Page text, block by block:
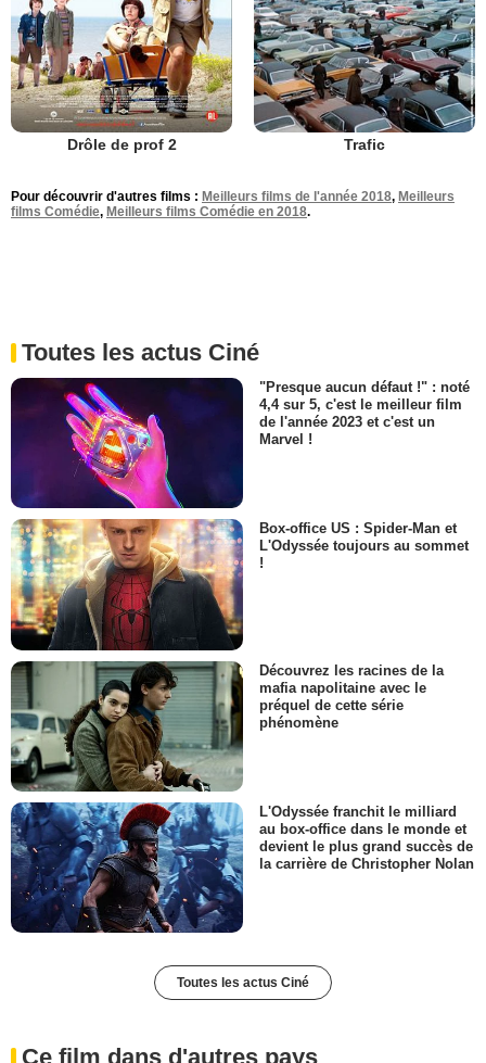
Drôle de prof 2 Trafic
Pour découvrir d'autres films : Meilleurs films de l'année 2018, Meilleurs
films Comédie, Meilleurs films Comédie en 2018.
Toutes les actus Ciné
"Presque aucun défaut !" : noté
4,4 sur 5, c'est le meilleur film
de l'année 2023 et c'est un
Marvel !
Box-office US : Spider-Man et
L'Odyssée toujours au sommet
!
Découvrez les racines de la
mafia napolitaine avec le
préquel de cette série
phénomène
L'Odyssée franchit le milliard
au box-office dans le monde et
devient le plus grand succès de
la carrière de Christopher Nolan
Toutes les actus Ciné
Ce film dans d'autres pays